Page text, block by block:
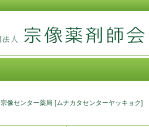
宗像センター薬局 [ムナカタセンターヤッキョク]